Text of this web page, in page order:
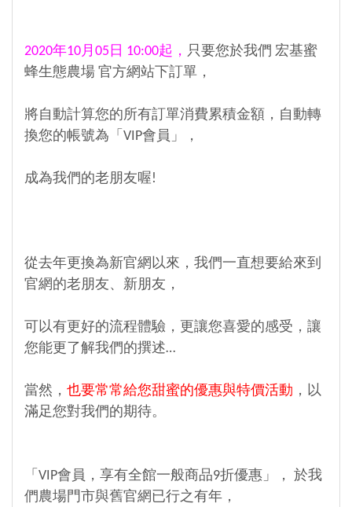
2020年10月05日 10:00起， 只要您於我們 宏基蜜
蜂生態農場 官方網站下訂單，
將自動計算您的所有訂單消費累積金額，自動轉
換您的帳號為「VIP會員」，
成為我們的老朋友喔!
從去年更換為新官網以來，我們一直想要給來到
官網的老朋友、新朋友，
可以有更好的流程體驗，更讓您喜愛的感受，讓
您能更了解我們的撰述…
當然， 也要常常給您甜蜜的優惠與特價活動 ，以
滿足您對我們的期待。
「VIP會員，享有全館一般商品9折優惠」， 於我
們農場門市與舊官網已行之有年，